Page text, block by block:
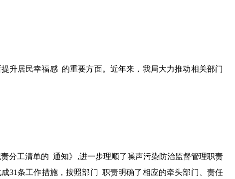
升居民幸福感 的重要方面。近年来，我局大力推动相关部门
分工清单的 通知》,进一步理顺了噪声污染防治监督管理职责
31条工作措施，按照部门 职责明确了相应的牵头部门、责任